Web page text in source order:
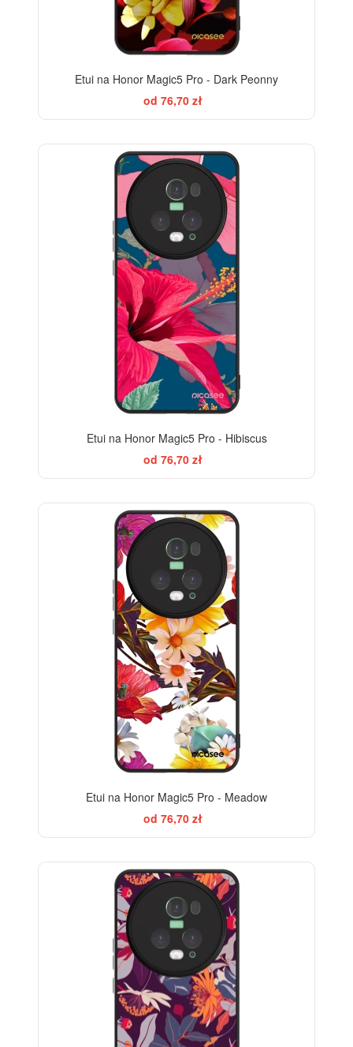
Etui na Honor Magic5 Pro - Dark Peonny
od 76,70 zł
Etui na Honor Magic5 Pro - Hibiscus
od 76,70 zł
Etui na Honor Magic5 Pro - Meadow
od 76,70 zł